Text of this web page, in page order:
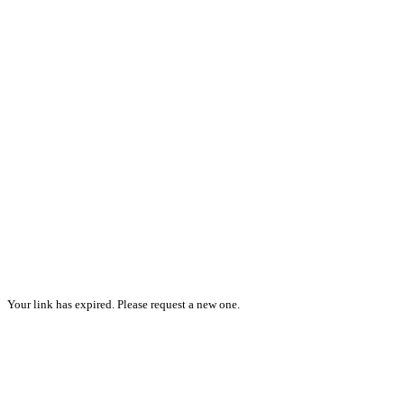
Your link has expired. Please request a new one.